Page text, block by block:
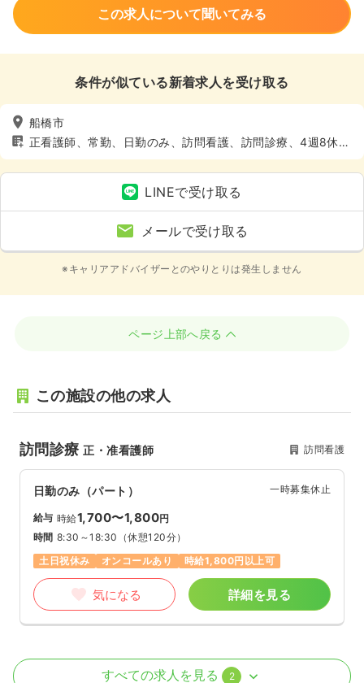
この求人について聞いてみる
条件が似ている新着求人を受け取る
船橋市
正看護師、常勤、日勤のみ、訪問看護、訪問診療、4週8休以
上、土日休み
LINEで受け取る
メールで受け取る
※キャリアアドバイザーとのやりとりは発生しません
ページ上部へ戻る
この施設の他の求人
訪問診療正・准看護師 訪問看護
日勤のみ（パート） 一時募集休止
給与 時給1,700〜1,800円
時間 8:30～18:30 （休憩120分）
土日祝休み
オンコールあり 時給1,800円以上可
気になる 詳細を見る
外来 正・准看護師すべての求人を見る 2